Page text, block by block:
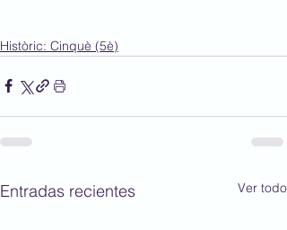
Històric: Cinquè (5è)
Entradas recientes Ver todo